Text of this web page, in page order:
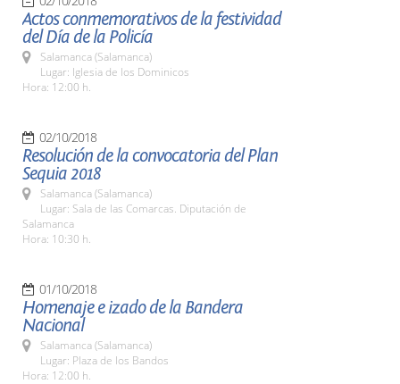
Actos conmemorativos de la festividad
del Día de la Policía
Salamanca (Salamanca)
Lugar: Iglesia de los Dominicos
Hora: 12:00 h.
02/10/2018
Resolución de la convocatoria del Plan
Sequia 2018
Salamanca (Salamanca)
Lugar: Sala de las Comarcas. Diputación de
Salamanca
Hora: 10:30 h.
01/10/2018
Homenaje e izado de la Bandera
Nacional
Salamanca (Salamanca)
Lugar: Plaza de los Bandos
Hora: 12:00 h.